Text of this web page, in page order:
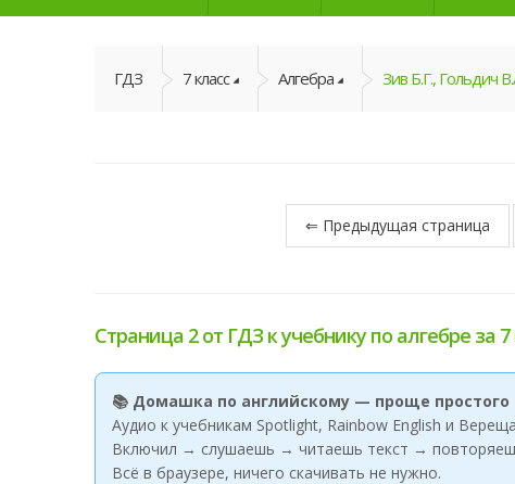
ГДЗ 7 класс Алгебра Зив Б.Г., Гольдич
⇐ Предыдущая страница
Страница 2 от ГДЗ к учебнику по алгебре за 7
📚 Домашка по английскому — проще простого
Аудио к учебникам Spotlight, Rainbow English и
Включил → слушаешь → читаешь текст →
Всё в браузере, ничего скачивать не нужно.